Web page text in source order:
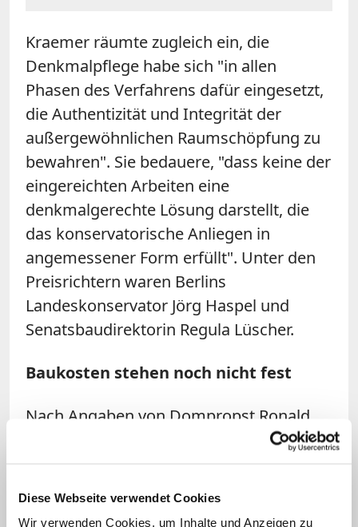
Diese Webseite verwendet Cookies
Wir verwenden Cookies, um Inhalte und Anzeigen zu
Kraemer räumte zugleich ein, die
Denkmalpflege habe sich "in allen
Phasen des Verfahrens dafür eingesetzt,
die Authentizität und Integrität der
außergewöhnlichen Raumschöpfung zu
bewahren". Sie bedauere, "dass keine der
eingereichten Arbeiten eine
denkmalgerechte Lösung darstellt, die
das konservatorische Anliegen in
angemessener Form erfüllt". Unter den
Preisrichtern waren Berlins
Landeskonservator Jörg Haspel und
Senatsbaudirektorin Regula Lüscher.
Baukosten stehen noch nicht fest
Nach Angaben von Dompropst Ronald
Rother ist vorgesehen, den Sieger-